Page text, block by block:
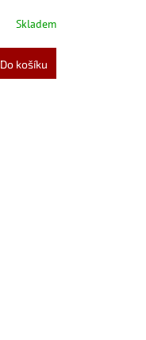
Skladem
Do košíku